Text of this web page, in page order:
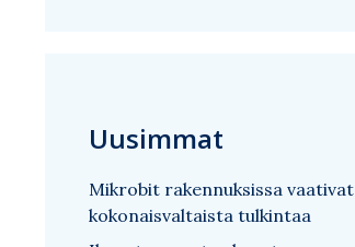
Uusimmat
Mikrobit rakennuksissa vaativat
kokonaisvaltaista tulkintaa